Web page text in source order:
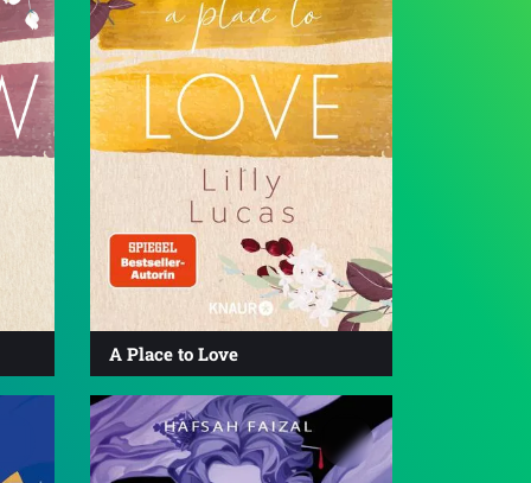
A Place to Love